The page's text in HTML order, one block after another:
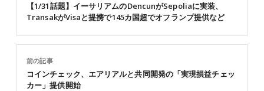
前の記事
コインチェック、エアリアルと共同開発の「実現損益チェッ
カー」提供開始
【1/31話題】イーサリアムのDencunがSepoliaに実装、
TransakがVisaと提携で145カ国超でオフランプ提供など